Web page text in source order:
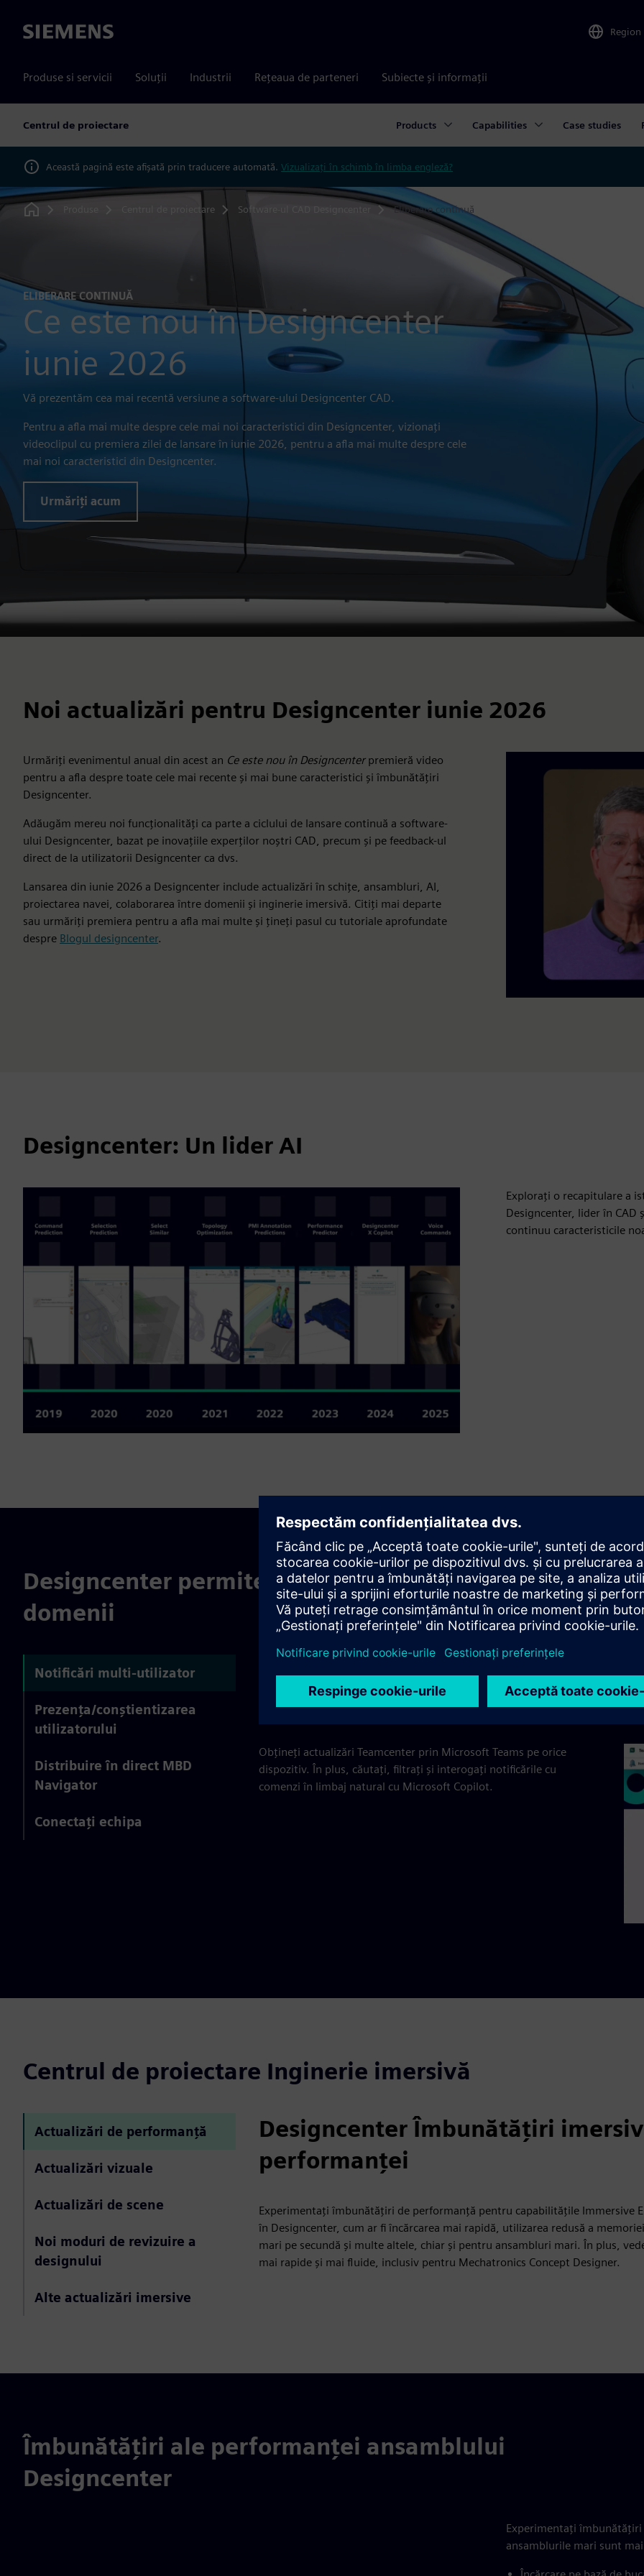
Siemens Region
Produse si servicii Soluții Industrii Rețeaua de parteneri Subiecte și informații
Centrul de proiectare Products Capabilities Case studies
Această pagină este afișată prin traducere automată. Vizualizați în schimb în limba engleză?
Home
Centrul de proiectare Software-ul CAD Designcenter Eliberare continuă
ELIBERARE CONTINUĂ
Ce este nou în Designcenter
iunie 2026
Vă prezentăm cea mai recentă versiune a software-ului Designcenter CAD.
Pentru a afla mai multe despre cele mai noi caracteristici din Designcenter, vizionați
videoclipul cu premiera zilei de lansare în iunie 2026, pentru a afla mai multe despre cele
mai noi caracteristici din Designcenter.
Urmăriți acum
Noi actualizări pentru Designcenter iunie 2026
Urmăriți evenimentul anual din acest an Ce este nou în Designcenter premieră video
pentru a afla despre toate cele mai recente și mai bune caracteristici și îmbunătățiri
Designcenter.
Adăugăm mereu noi funcționalități ca parte a ciclului de lansare continuă a software-
ului Designcenter, bazat pe inovațiile experților noștri CAD, precum și pe feedback-ul
direct de la utilizatorii Designcenter ca dvs.
Lansarea din iunie 2026 a Designcenter include actualizări în schițe, ansambluri, AI,
proiectarea navei, colaborarea între domenii și inginerie imersivă. Citiți mai departe
sau urmăriți premiera pentru a afla mai multe și țineți pasul cu tutoriale aprofundate
despre Blogul designcenter.
Designcenter: Un lider AI
Explorați o recapitulare a
Designcenter, lider în
continuu caracteristicile
Designcenter permite colaborarea pe mai multe
domenii
Notificări multi-utilizator
Prezența/conștientizarea
utilizatorului
Distribuire în direct MBD
Navigator
Conectați echipa
Notificări pentru mai mulți
Designcenter
Obțineți actualizări Teamcenter prin Microsoft Teams pe orice
dispozitiv. În plus, căutați, filtrați și interogați notificările cu
comenzi în limbaj natural cu Microsoft Copilot.
Centrul de proiectare Inginerie imersivă
Actualizări de performanță
Actualizări vizuale
Actualizări de scene
Noi moduri de revizuire a
designului
Alte actualizări imersive
Designcenter Îmbunătățiri
performanței
Experimentați îmbunătățiri de performanță pentru capabilitățile Immersive
în Designcenter, cum ar fi încărcarea mai rapidă, utilizarea redusă a
mari pe secundă și multe altele, chiar și pentru ansambluri mari. În plus,
mai rapide și mai fluide, inclusiv pentru Mechatronics Concept Designer.
Îmbunătățiri ale performanței ansamblului
Designcenter
Experimentați
ansamblurile mari sunt